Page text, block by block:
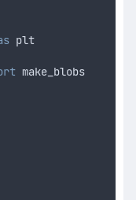
plt
make_blobs